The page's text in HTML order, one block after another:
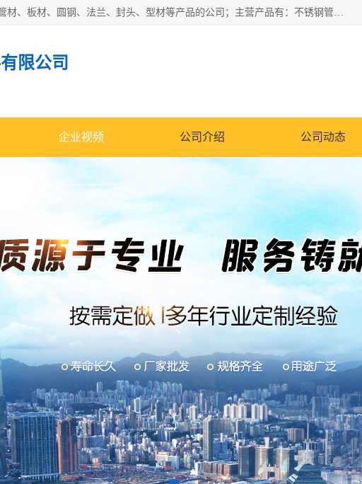
山东华钰金属材料有限公司是一家经营各种不锈钢管材、板材、圆钢、法兰、封头、型材等产品的公司；主营产品有：不锈钢管，激光切割，管件标准件，不锈钢圆钢，不锈钢人孔，不锈钢亮管，不锈钢角钢，不锈钢加工，不锈钢管子，不锈钢工业方管，不锈钢封头，不锈钢法兰，不锈钢阀门，不锈钢槽钢，不锈钢扁钢，不锈钢板等；可为客户制作各种规格的型材及不锈钢配件、非标准件及各种容器具等，能满足客户的不同采购要求。
限公司
企业视频 公司介绍 公司动态